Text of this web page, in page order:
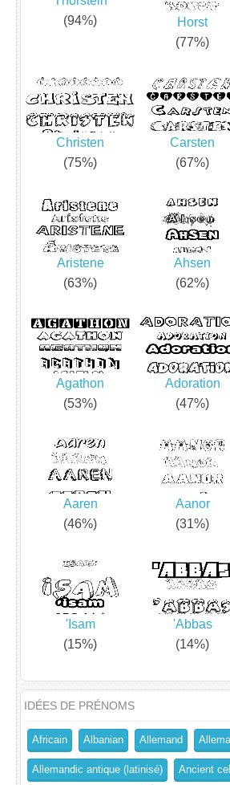
(94%)
Horst
(77%)
Christen
(75%)
Carsten
(67%)
Aristene
(63%)
Ahsen
(62%)
Agathon
(53%)
Adoration
(47%)
Aaren
(46%)
Aanor
(31%)
'Isam
(15%)
'Abbas
(14%)
IDÉES DE PRÉNOMS
Africain Albanian Allemand
Allemandic antique (latinisé) Ancient